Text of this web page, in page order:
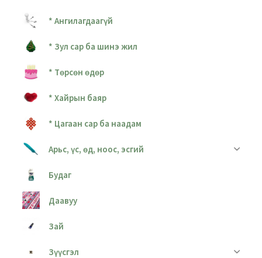
* Ангилагдаагүй
* Зул сар ба шинэ жил
* Төрсөн өдөр
* Хайрын баяр
* Цагаан сар ба наадам
Арьс, үс, өд, ноос, эсгий
Будаг
Даавуу
Зай
Зүүсгэл